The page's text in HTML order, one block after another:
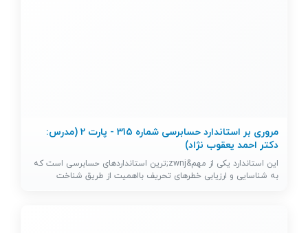
مروری بر استاندارد حسابرسی شماره 315 - پارت 2 (مدرس:
دکتر احمد یعقوب نژاد)
این استاندارد یکی از مهم&zwnj;ترین استانداردهای حسابرسی است که
به شناسایی و ارزیابی خطرهای تحریف بااهمیت از طریق شناخت